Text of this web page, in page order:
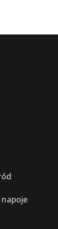
napoje